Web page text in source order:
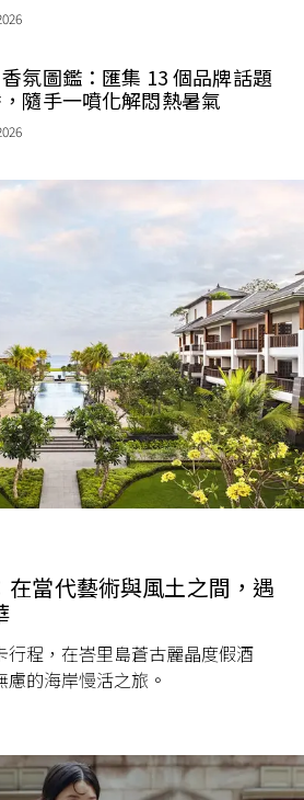
氛圖鑑：匯集 13 個品牌話題
隨手一噴化解悶熱暑氣
當代藝術與風土之間，遇
行程，在峇里島蒼古麗晶度假酒
的海岸慢活之旅。